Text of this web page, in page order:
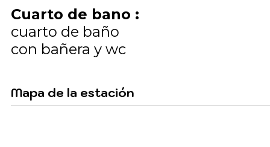
Cuarto de bano :
cuarto de baño
con bañera y wc
Mapa de la estación